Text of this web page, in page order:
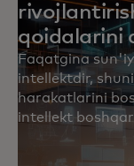
qoidalarini
Faqatgina
intellektdir,
harakatlarini
intellekt
foydalanish